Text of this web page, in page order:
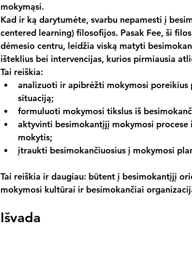
mokymąsi.
Kad ir ką darytumėte, svarbu nepamesti į
centered learning) filosofijos. Pasak Fee, ši
dėmesio centru, leidžia viską matyti
išteklius bei intervencijas, kurios pirmiausia
Tai reiškia:
analizuoti ir apibrėžti mokymosi
situaciją;
formuluoti mokymosi tikslus iš
aktyvinti besimokantįjį mokymosi
mokytis;
įtraukti besimokančiuosius į mokymosi
Tai reiškia ir daugiau: būtent į besimokantįjį
mokymosi kultūrai ir besimokančiai
Išvada